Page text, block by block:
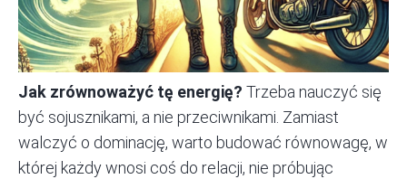
Jak zrównoważyć tę energię? Trzeba nauczyć się
być sojusznikami, a nie przeciwnikami. Zamiast
walczyć o dominację, warto budować równowagę, w
której każdy wnosi coś do relacji, nie próbując